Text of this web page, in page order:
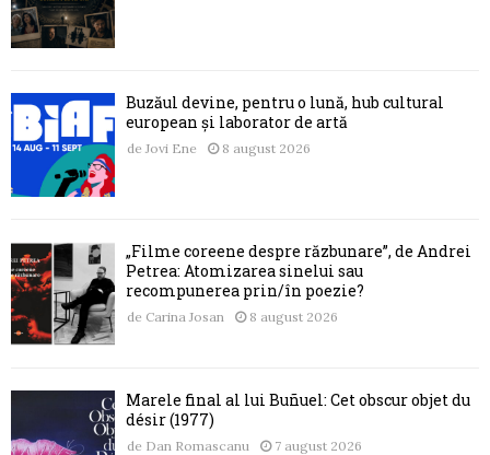
Buzăul devine, pentru o lună, hub cultural
european și laborator de artă
de Jovi Ene 8 august 2026
„Filme coreene despre răzbunare”, de Andrei
Petrea: Atomizarea sinelui sau
recompunerea prin/în poezie?
de Carina Josan 8 august 2026
Marele final al lui Buñuel: Cet obscur objet du
désir (1977)
de Dan Romascanu 7 august 2026